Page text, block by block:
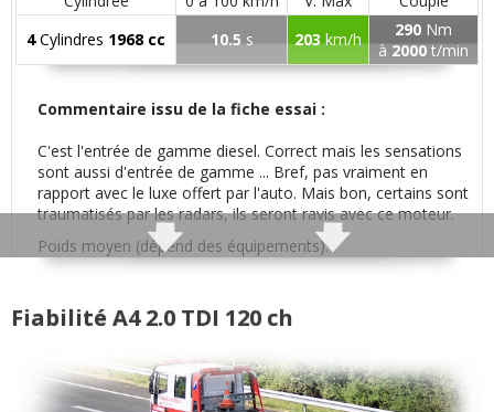
Confort global:13aiment
Insonorisation et bruit perçu:9aiment
n'aime pas
Qualité des assemblages:1aime
Qualité son/autoradio:2aiment
Habitabilité :2aiment
Rétrovision:1n'aime pas
4Cylindres 1968 cc 10.5 s 203km/h 290 Nm
à2000t/min
Commentaire issu de la fiche essai :
C'est l'entrée de gamme diesel. Correct mais les sensations
sont aussi d'entrée de gamme ... Bref, pas vraiment en
rapport avec le luxe offert par l'auto. Mais bon, certains sont
traumatisés par les radars, ils seront ravis avec ce moteur.
Poids moyen (dépend des équipements):
1550 kg
Traction (avant)
Transmission(s) disponibles(s) :
Mécanique6 vitesses
Fiabilité A4 2.0 TDI 120 ch